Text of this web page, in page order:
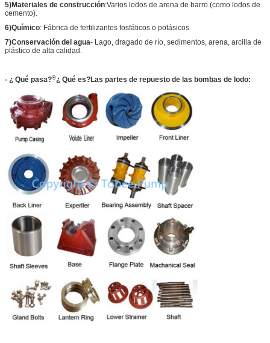
5)Materiales de construcción:Varios lodos de arena de barro (como lodos de
cemento).
6)Químico: Fábrica de fertilizantes fosfáticos o potásicos
7)Conservación del agua- Lago, dragado de río, sedimentos, arena, arcilla de
plástico de alta calidad.
- ¿ Qué pasa?®¿ Qué es?Las partes de repuesto de las bombas de lodo: